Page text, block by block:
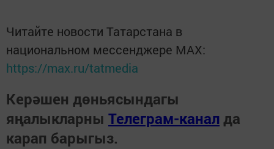
Читайте новости Татарстана в
национальном мессенджере MАХ:
https://max.ru/tatmedia
Керәшен дөньясындагы
яңалыкларны Телеграм-канал да
карап барыгыз.